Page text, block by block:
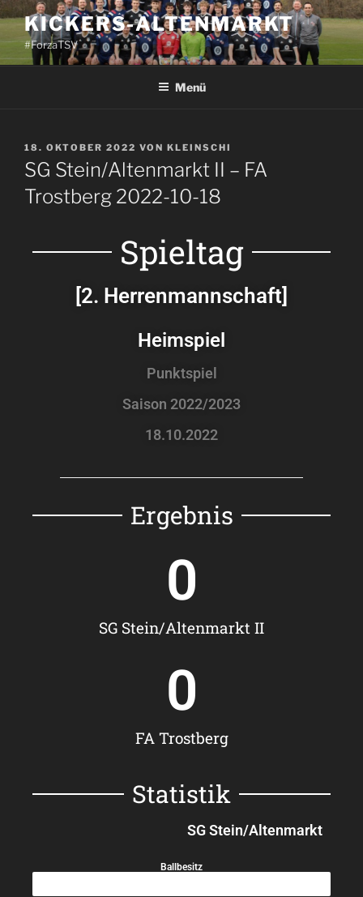
KICKERS-ALTENMARKT
#ForzaTSV
Menü
18. OKTOBER 2022 VON KLEINSCHI
SG Stein/Altenmarkt II – FA
Trostberg 2022-10-18
Spieltag
[2. Herrenmannschaft]
Heimspiel
Punktspiel
Saison 2022/2023
18.10.2022
Ergebnis
SG Stein/Altenmarkt II
0
FA Trostberg
0
Statistik
SG Stein/Altenmarkt
Ballbesitz